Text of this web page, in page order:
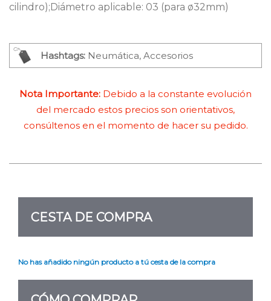
cilindro);Diámetro aplicable: 03 (para ø32mm)
Hashtags: Neumática, Accesorios
Nota Importante: Debido a la constante evolución
del mercado estos precios son orientativos,
consúltenos en el momento de hacer su pedido.
CESTA DE COMPRA
No has añadido ningún producto a tú cesta de la compra